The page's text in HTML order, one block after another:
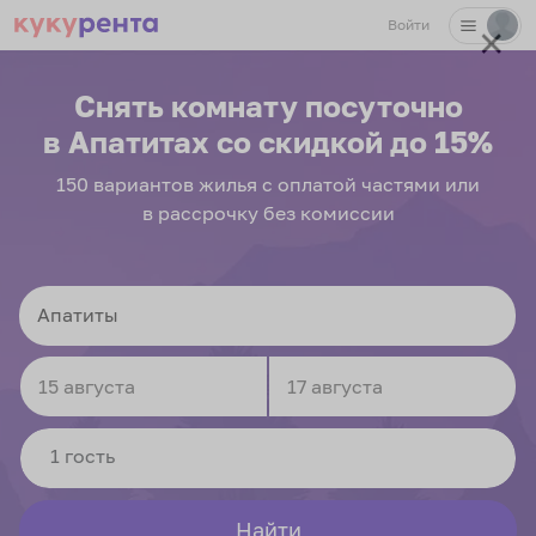
Войти
Снять комнату посуточно
в Апатитах со скидкой до 15%
150 вариантов жилья с оплатой частями или
в рассрочку без комиссии
Navigate
forward
to
Navigate
to
interact
Найти
✕